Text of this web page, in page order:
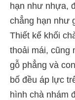
hạn như nhựa,
chẳng hạn như
Thiết kế khối
thoải mái, cũng
gỗ phẳng và
bố đều áp lực
hình chà nhám